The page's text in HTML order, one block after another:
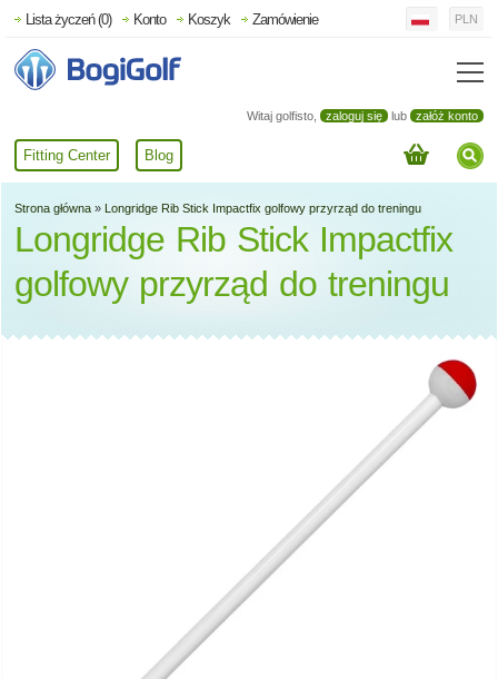
Witaj golfisto, zaloguj się lub załóż konto
Fitting Center Blog
Lista życzeń (0) Konto Koszyk Zamówienie PLN
Strona główna » Longridge Rib Stick Impactfix golfowy przyrząd do treningu
Longridge Rib Stick Impactfix
golfowy przyrząd do treningu